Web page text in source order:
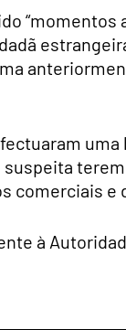
suspeita
comerciais e
à